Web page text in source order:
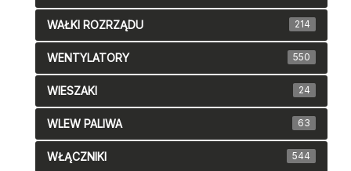
WAŁKI ROZRZĄDU 214
WENTYLATORY 550
WIESZAKI 24
WLEW PALIWA 63
WŁĄCZNIKI 544